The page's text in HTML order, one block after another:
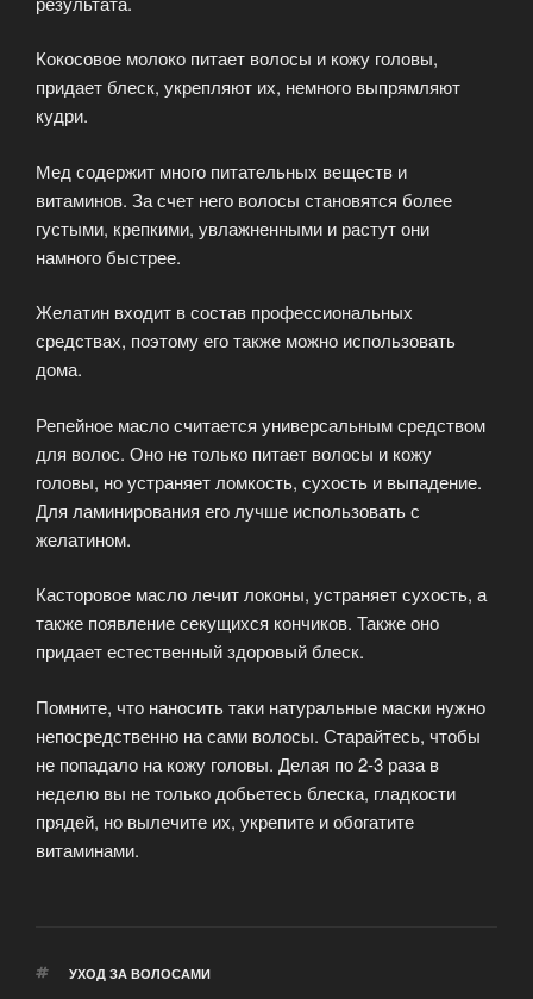
Кокосовое молоко питает волосы и кожу головы,
придает блеск, укрепляют их, немного выпрямляют
кудри.
Мед содержит много питательных веществ и
витаминов. За счет него волосы становятся более
густыми, крепкими, увлажненными и растут они
намного быстрее.
Желатин входит в состав профессиональных
средствах, поэтому его также можно использовать
дома.
Репейное масло считается универсальным средством
для волос. Оно не только питает волосы и кожу
головы, но устраняет ломкость, сухость и выпадение.
Для ламинирования его лучше использовать с
желатином.
Касторовое масло лечит локоны, устраняет сухость, а
также появление секущихся кончиков. Также оно
придает естественный здоровый блеск.
Помните, что наносить таки натуральные маски нужно
непосредственно на сами волосы. Старайтесь, чтобы
не попадало на кожу головы. Делая по 2-3 раза в
неделю вы не только добьетесь блеска, гладкости
прядей, но вылечите их, укрепите и обогатите
витаминами.
МЕТКИ
УХОД ЗА ВОЛОСАМИ